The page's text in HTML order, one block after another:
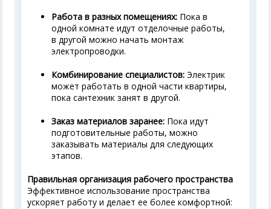
Работа в разных помещениях: Пока в
одной комнате идут отделочные работы,
в другой можно начать монтаж
электропроводки.
Комбинирование специалистов: Электрик
может работать в одной части квартиры,
пока сантехник занят в другой.
Заказ материалов заранее: Пока идут
подготовительные работы, можно
заказывать материалы для следующих
этапов.
Правильная организация рабочего пространства
Эффективное использование пространства
ускоряет работу и делает ее более комфортной: